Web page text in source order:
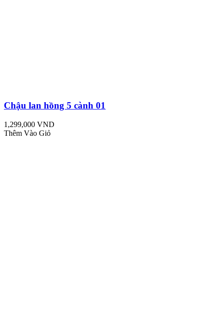
Chậu lan hồng 5 cành 01
1,299,000 VND
Thêm Vào Giỏ